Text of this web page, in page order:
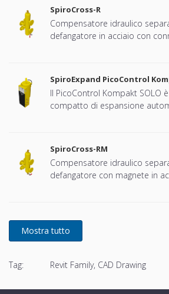
SpiroCross-R
Compensatore idraulico
defangatore in acciaio con
SpiroExpand PicoControl
Il PicoControl Kompakt SOLO
compatto di espansione
SpiroCross-RM
Compensatore idraulico
defangatore con magnete in
Tag: Revit Family, CAD Drawing